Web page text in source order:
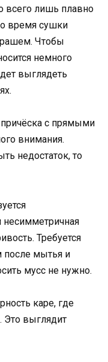
всего лишь плавно
время сушки
Чтобы
немного
выглядеть
с прямыми
внимания.
недостаток, то
несимметричная
Требуется
мытья и
мусс не нужно.
каре, где
Это выглядит